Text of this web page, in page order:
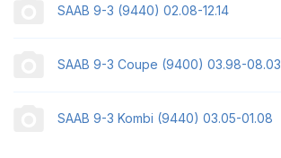
SAAB 9-3 (9440) 02.08-12.14
SAAB 9-3 Coupe (9400) 03.98-08.03
SAAB 9-3 Kombi (9440) 03.05-01.08